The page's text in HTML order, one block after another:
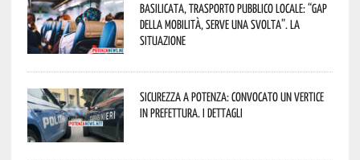
Basilicata, trasporto pubblico locale: “Gap
della mobilità, serve una svolta”. La
situazione
Sicurezza a Potenza: convocato un vertice
in Prefettura. I dettagli